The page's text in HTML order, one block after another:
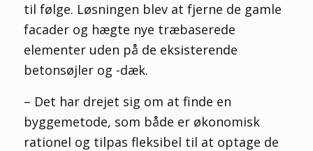
til følge. Løsningen blev at fjerne de gamle
facader og hægte nye træbaserede
elementer uden på de eksisterende
betonsøjler og -dæk.
– Det har drejet sig om at finde en
byggemetode, som både er økonomisk
rationel og tilpas fleksibel til at optage de